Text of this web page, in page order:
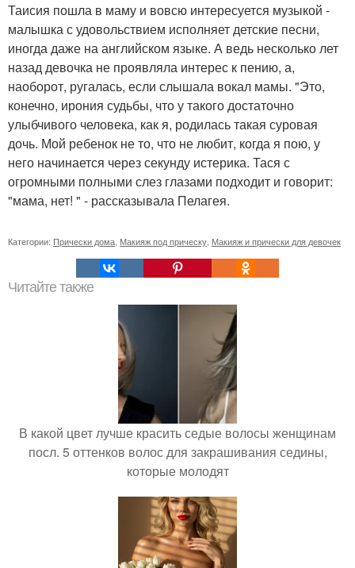
Таисия пошла в маму и вовсю интересуется музыкой -
малышка с удовольствием исполняет детские песни,
иногда даже на английском языке. А ведь несколько лет
назад девочка не проявляла интерес к пению, а,
наоборот, ругалась, если слышала вокал мамы. "Это,
конечно, ирония судьбы, что у такого достаточно
улыбчивого человека, как я, родилась такая суровая
дочь. Мой ребенок не то, что не любит, когда я пою, у
него начинается через секунду истерика. Тася с
огромными полными слез глазами подходит и говорит:
"мама, нет! " - рассказывала Пелагея.
Категории: Прически дома Макияж под прическу Макияж и прически для девочек
Читайте также
В какой цвет лучше красить седые волосы женщинам
посл. 5 оттенков волос для закрашивания седины,
которые молодят